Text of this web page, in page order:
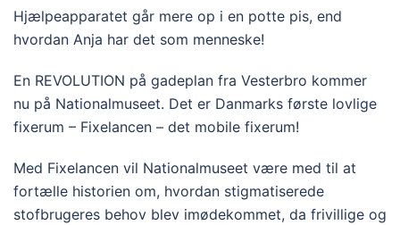
Hjælpeapparatet går mere op i en potte pis, end
hvordan Anja har det som menneske!
En REVOLUTION på gadeplan fra Vesterbro kommer
nu på Nationalmuseet. Det er Danmarks første lovlige
fixerum – Fixelancen – det mobile fixerum!
Med Fixelancen vil Nationalmuseet være med til at
fortælle historien om, hvordan stigmatiserede
stofbrugeres behov blev imødekommet, da frivillige og